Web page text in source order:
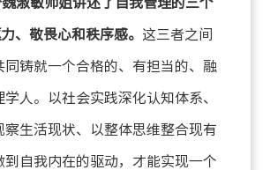
淑敏师姐讲述了自我管理的三个
、敬畏心和秩序感。这三者之间
同铸就一个合格的、有担当的、融
学人。以社会实践深化认知体系、
察生活现状、以整体思维整合现有
到自我内在的驱动，才能实现一个